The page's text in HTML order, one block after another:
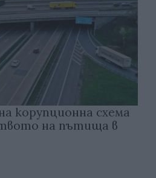
корупционна схема
на пътища в